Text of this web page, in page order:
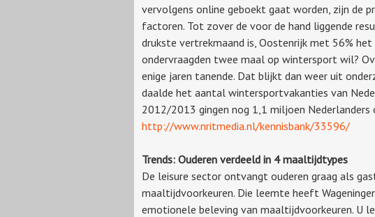
vervolgens online geboekt gaat worden, zijn de
factoren. Tot zover de voor de hand liggende
drukste vertrekmaand is, Oostenrijk met 56%
ondervraagden twee maal op wintersport wil?
enige jaren tanende. Dat blijkt dan weer uit
daalde het aantal wintersportvakanties van
2012/2013 gingen nog 1,1 miljoen Nederlanders
http://www.nritmedia.nl/kennisbank/33596/
Trends: Ouderen verdeeld in 4 maaltijdtypes
De leisure sector ontvangt ouderen graag als
maaltijdvoorkeuren. Die leemte heeft
emotionele beleving van maaltijdvoorkeuren. U